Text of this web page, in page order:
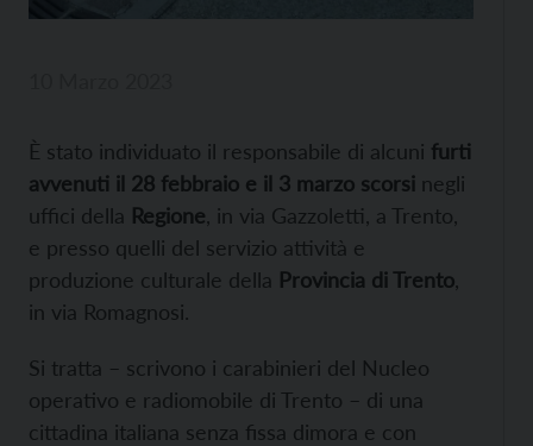
È stato individuato il responsabile di alcuni furti
avvenuti il 28 febbraio e il 3 marzo scorsi negli
uffici della Regione , in via Gazzoletti, a Trento,
e presso quelli del servizio attività e
produzione culturale della Provincia di Trento
in via Romagnosi.
Si tratta – scrivono i carabinieri del Nucleo
operativo e radiomobile di Trento – di una
cittadina italiana senza fissa dimora e con